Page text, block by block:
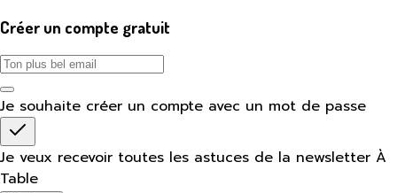
Créer un compte gratuit
Je souhaite créer un compte avec un mot de passe
Je veux recevoir toutes les astuces de la newsletter À
Table